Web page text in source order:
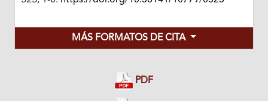
MÁS FORMATOS DE CITA
PDF